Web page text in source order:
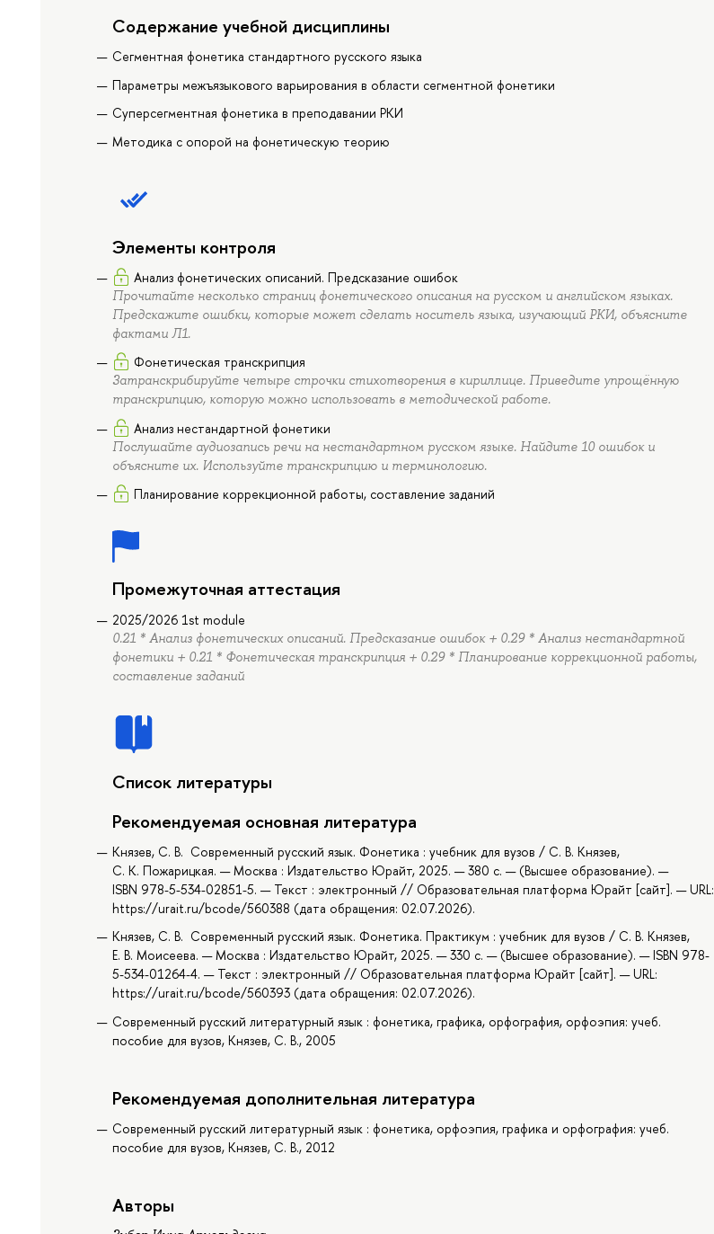
Содержание учебной дисциплины
Сегментная фонетика стандартного русского языка
Параметры межъязыкового варьирования в области сегментной фонетики
Суперсегментная фонетика в преподавании РКИ
Методика с опорой на фонетическую теорию
Элементы контроля
Анализ фонетических описаний. Предсказание ошибок
Прочитайте несколько страниц фонетического описания на русском и английском языках.
Предскажите ошибки, которые может сделать носитель языка, изучающий РКИ, объясните
фактами Л1.
Фонетическая транскрипция
Затранскрибируйте четыре строчки стихотворения в кириллице. Приведите упрощённую
транскрипцию, которую можно использовать в методической работе.
Анализ нестандартной фонетики
Послушайте аудиозапись речи на нестандартном русском языке. Найдите 10 ошибок и
объясните их. Используйте транскрипцию и терминологию.
Планирование коррекционной работы, составление заданий
Промежуточная аттестация
2025/2026 1st module
0.21 * Анализ фонетических описаний. Предсказание ошибок + 0.29 * Анализ нестандартной
фонетики + 0.21 * Фонетическая транскрипция + 0.29 * Планирование коррекционной работы,
составление заданий
Список литературы
Рекомендуемая основная литература
Князев, С. В. Современный русский язык. Фонетика : учебник для вузов / С. В. Князев,
С. К. Пожарицкая. — Москва : Издательство Юрайт, 2025. — 380 с. — (Высшее образование). —
ISBN 978-5-534-02851-5. — Текст : электронный // Образовательная платформа Юрайт [сайт]. — URL:
https://urait.ru/bcode/560388 (дата обращения: 02.07.2026).
Князев, С. В. Современный русский язык. Фонетика. Практикум : учебник для вузов / С. В. Князев,
Е. В. Моисеева. — Москва : Издательство Юрайт, 2025. — 330 с. — (Высшее образование). — ISBN 978-
5-534-01264-4. — Текст : электронный // Образовательная платформа Юрайт [сайт]. — URL:
https://urait.ru/bcode/560393 (дата обращения: 02.07.2026).
Современный русский литературный язык : фонетика, графика, орфография, орфоэпия: учеб.
пособие для вузов, Князев, С. В., 2005
Рекомендуемая дополнительная литература
Современный русский литературный язык : фонетика, орфоэпия, графика и орфография: учеб.
пособие для вузов, Князев, С. В., 2012
Авторы